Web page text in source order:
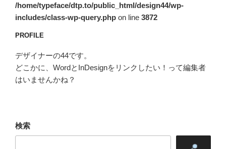
/home/typeface/dtp.to/public_html/design44/wp-
includes/class-wp-query.php on line 3872
PROFILE
デザイナーの44です。
どこかに、WordとInDesignをリンクしたい！って編集者
はいませんかね？
検索